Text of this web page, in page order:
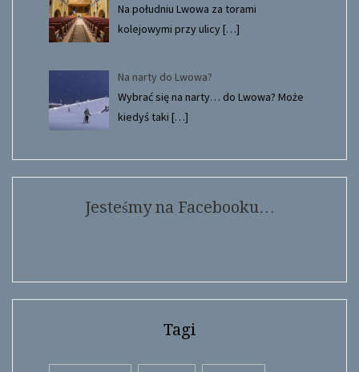
Na południu Lwowa za torami
kolejowymi przy ulicy[…]
Na narty do Lwowa?
Wybrać się na narty… do Lwowa? Może
kiedyś taki […]
Jesteśmy na Facebooku…
Tagi